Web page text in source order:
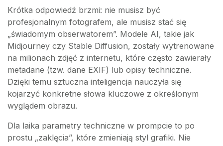
Krótka odpowiedź brzmi: nie musisz być
profesjonalnym fotografem, ale musisz stać się
„świadomym obserwatorem”. Modele AI, takie jak
Midjourney czy Stable Diffusion, zostały wytrenowane
na milionach zdjęć z internetu, które często zawierały
metadane (tzw. dane EXIF) lub opisy techniczne.
Dzięki temu sztuczna inteligencja nauczyła się
kojarzyć konkretne słowa kluczowe z określonym
wyglądem obrazu.
Dla laika parametry techniczne w prompcie to po
prostu „zaklęcia”, które zmieniają styl grafiki. Nie